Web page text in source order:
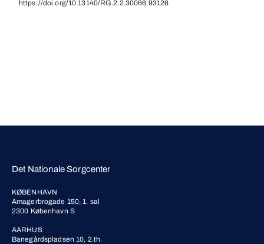
https://doi.org/10.13140/RG.2.2.30066.93126
Det Nationale Sorgcenter
KØBENHAVN
Amagerbrogade 150, 1. sal
2300 København S
AARHUS
Banegårdspladsen 10, 2.th.